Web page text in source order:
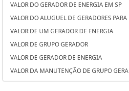
LOCAÇÃO DE GERADORES PARA
LOCAÇÃO DE GERADORES OSASCO
LOCAÇÃO DE GERADORES DE ENERGIA SÃO
LOCAÇÃO DE GERADORES DE ENERGIA
LOCAÇÃO DE GERADORES DE ENERGIA A
LOCAÇÃO DE GERADORES DE ENERGIA A
VALOR DO GERADOR DE ENERGIA EM SP
VALOR DO ALUGUEL DE GERADORES PARA
VALOR DE UM GERADOR DE ENERGIA
VALOR DE GRUPO GERADOR
VALOR DE GERADOR DE ENERGIA
VALOR DA MANUTENÇÃO DE GRUPO
VALOR ALUGUEL GERADOR